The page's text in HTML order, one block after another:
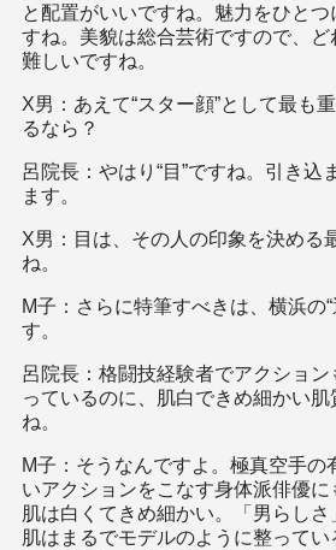
と配置がいいですね。魅力をひと
すね。美貌は総合芸術ですので、
難しいですね。
X男：あえて“スター顔”として最も
るなら？
呂院長：やはり“目”ですね。引き込
ます。
X男：目は、その人の印象を決める
ね。
M子：さらに特筆すべきは、横浜の“
す。
呂院長：格闘技経験者でアクショ
っているのに、肌白できめ細かい肌
ね。
M子：そうなんですよ。極真空手の
いアクションをこなす身体派俳優
肌は白くてきめ細かい。「男らしさ
肌はまるでモデルのように整って